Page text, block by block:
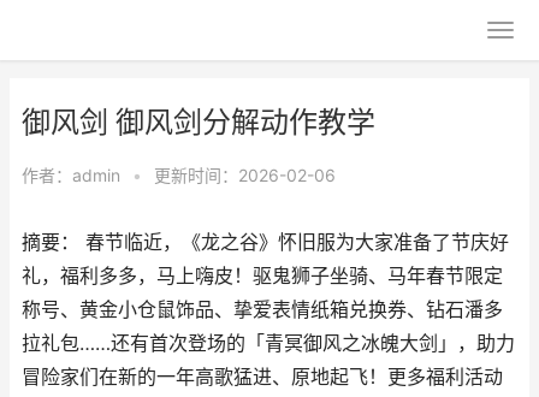
御风剑 御风剑分解动作教学
作者： admin • 更新时间：2026-02-06
摘要：​ 春节临近，《龙之谷》怀旧服为大家准备了节庆好
礼，福利多多，马上嗨皮！驱鬼狮子坐骑、马年春节限定
称号、黄金小仓鼠饰品、挚爱表情纸箱兑换券、钻石潘多
拉礼包……还有首次登场的「青冥御风之冰魄大剑」，助力
冒险家们在新的一年高歌猛进、原地起飞！更多福利活动